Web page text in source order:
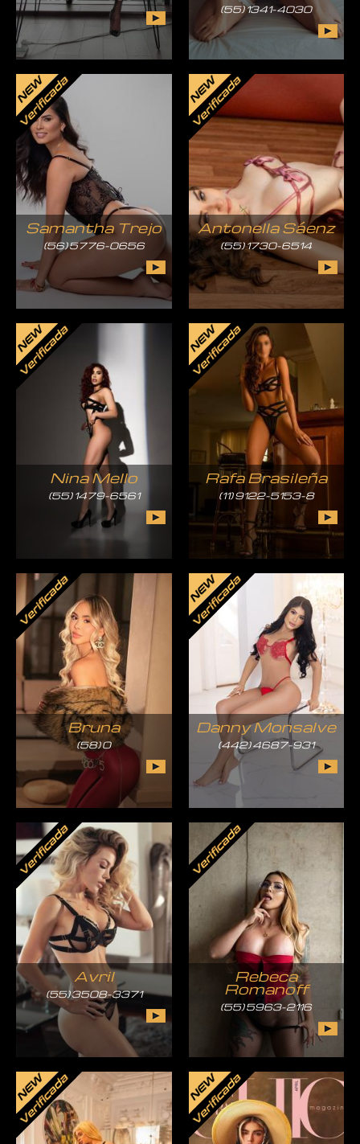
(55) 1341-4030
Samantha Trejo
(56) 5776-0656
Antonella Sáenz
(55) 1730-6514
Nina Mello
(55) 1479-6561
Rafa Brasileña
(11) 9122-5153-8
Bruna
(58) 0
Danny Monsalve
(442) 4687-931
Avril
(55) 3508-3371
Rebeca
Romanoff
(55) 5963-2116